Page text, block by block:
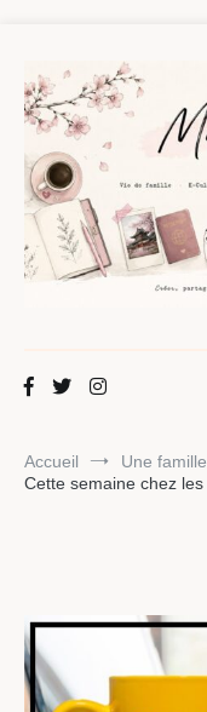
contenu
Maman Chou
Accueil
Une
Cette semaine chez